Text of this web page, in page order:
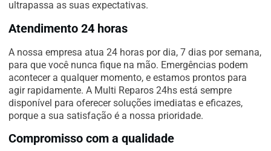
ultrapassa as suas expectativas.
Atendimento 24 horas
A nossa empresa atua 24 horas por dia, 7 dias por semana,
para que você nunca fique na mão. Emergências podem
acontecer a qualquer momento, e estamos prontos para
agir rapidamente. A Multi Reparos 24hs está sempre
disponível para oferecer soluções imediatas e eficazes,
porque a sua satisfação é a nossa prioridade.
Compromisso com a qualidade